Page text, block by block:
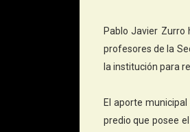
Pablo Javier
profesores de la
la institución para
El aporte
predio que posee